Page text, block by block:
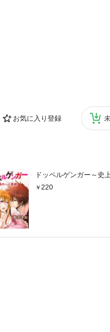
お気に入り登録
ドッペルゲンガー～史
220